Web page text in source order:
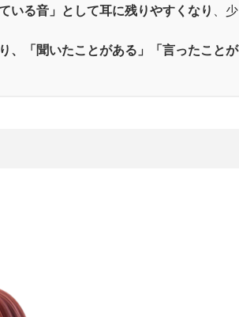
いる音」として耳に残りやすくなり
、少
、「聞いたことがある」「言ったことが